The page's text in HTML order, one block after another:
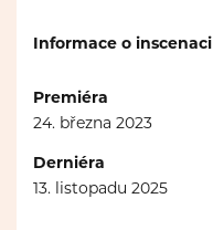
Informace o inscenaci
Premiéra
24. března 2023
Derniéra
13. listopadu 2025